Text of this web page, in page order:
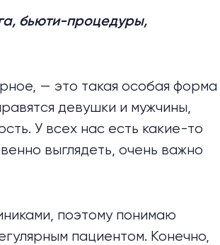
бьюти-процедуры,
— это такая особая форма
девушки и мужчины,
У всех нас есть какие-то
выглядеть, очень важно
поэтому понимаю
пациентом. Конечно,